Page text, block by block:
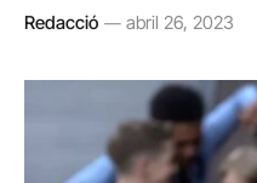
Redacció abril 26, 2023